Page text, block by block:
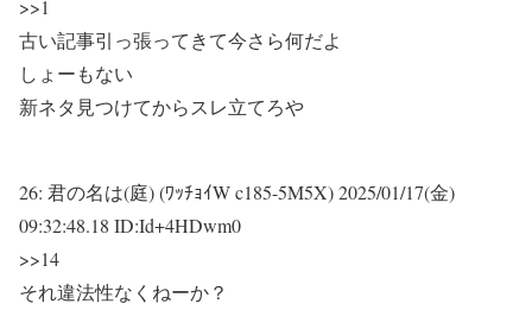
>>1
古い記事引っ張ってきて今さら何だよ
しょーもない
新ネタ見つけてからスレ立てろや
26: 君の名は(庭) (ﾜｯﾁｮｲW c185-5M5X)2025/01/17(金)
09:32:48.18 ID:Id+4HDwm0
>>14
それ違法性なくねーか？